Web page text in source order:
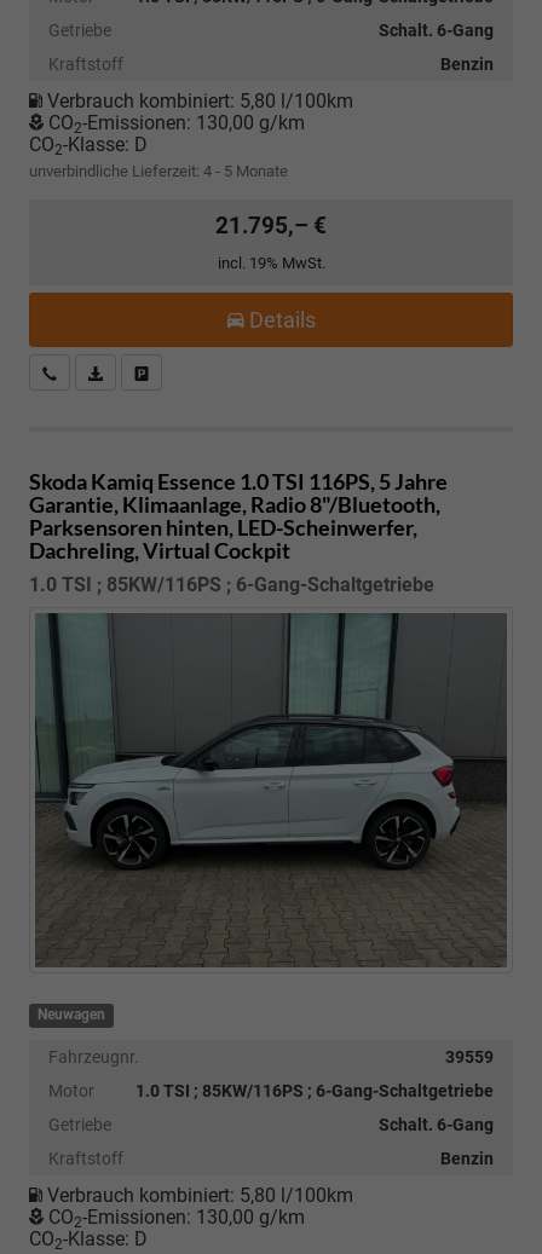
Getriebe
Schalt. 6-Gang
Kraftstoff
Benzin
Verbrauch kombiniert: 5,80 l/100km
CO2-Emissionen: 130,00 g/km
CO2-Klasse: D
unverbindliche Lieferzeit: 4 - 5 Monate
21.795,– €
incl. 19% MwSt.
Details
Kostenloser Rückruf-Service
PDF-Datei, Fahrzeugexposé drucken
Skoda Kamiq Essence 1.0 TSI 116PS, 5 Jahre
Garantie, Klimaanlage, Radio 8"/Bluetooth,
Parksensoren hinten, LED-Scheinwerfer,
Dachreling, Virtual Cockpit
1.0 TSI ; 85KW/116PS ; 6-Gang-Schaltgetriebe
Neuwagen
Fahrzeugnr.
39559
Motor
1.0 TSI ; 85KW/116PS ; 6-Gang-Schaltgetriebe
Getriebe
Schalt. 6-Gang
Kraftstoff
Benzin
Verbrauch kombiniert: 5,80 l/100km
CO2-Emissionen: 130,00 g/km
CO2-Klasse: D